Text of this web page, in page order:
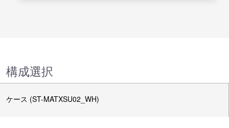
構成選択
ケース (ST-MATXSU02_WH)